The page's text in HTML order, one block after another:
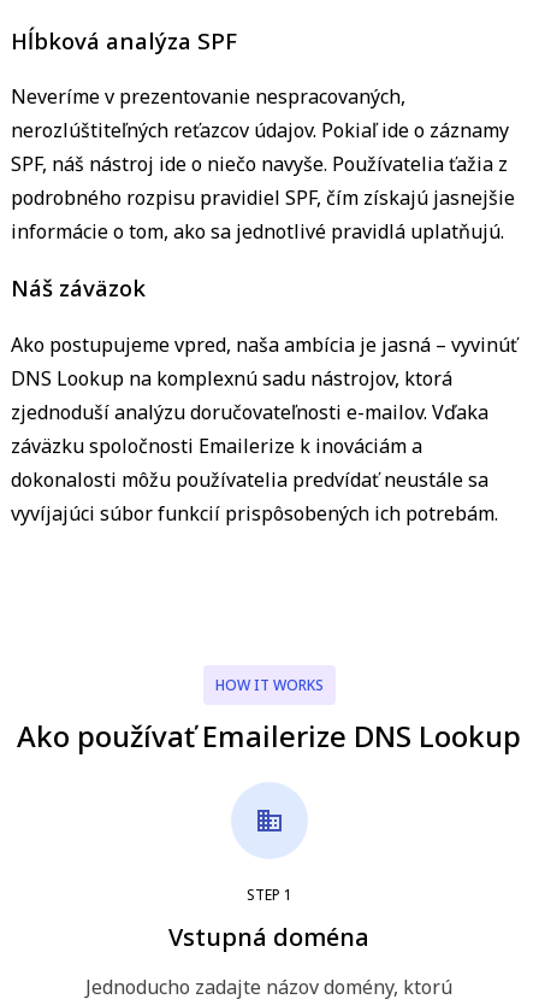
Hĺbková analýza SPF
Neveríme v prezentovanie nespracovaných,
nerozlúštiteľných reťazcov údajov. Pokiaľ ide o záznamy
SPF, náš nástroj ide o niečo navyše. Používatelia ťažia z
podrobného rozpisu pravidiel SPF, čím získajú jasnejšie
informácie o tom, ako sa jednotlivé pravidlá uplatňujú.
Náš záväzok
Ako postupujeme vpred, naša ambícia je jasná – vyvinúť
DNS Lookup na komplexnú sadu nástrojov, ktorá
zjednoduší analýzu doručovateľnosti e-mailov. Vďaka
záväzku spoločnosti Emailerize k inováciám a
dokonalosti môžu používatelia predvídať neustále sa
vyvíjajúci súbor funkcií prispôsobených ich potrebám.
HOW IT WORKS
Ako používať Emailerize DNS Lookup
STEP 1
Vstupná doména
Jednoducho zadajte názov domény, ktorú